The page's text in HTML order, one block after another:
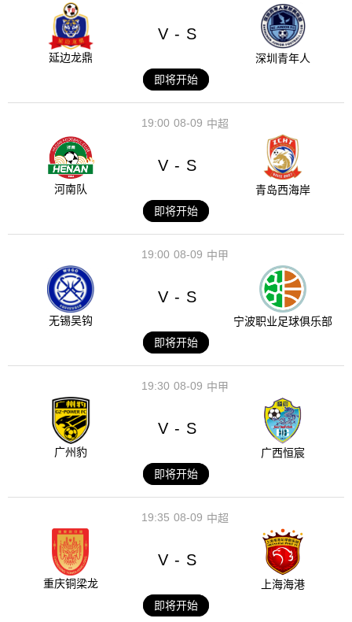
延边龙鼎
V - S
深圳青年人
即将开始
08-09
19:00 中超
河南队
V - S
青岛西海岸
即将开始
08-09
19:00 中甲
无锡吴钩
V - S
宁波职业足球俱乐部
即将开始
08-09
19:30 中甲
广州豹
V - S
广西恒宸
即将开始
08-09
19:35 中超
重庆铜梁龙
V - S
上海海港
即将开始